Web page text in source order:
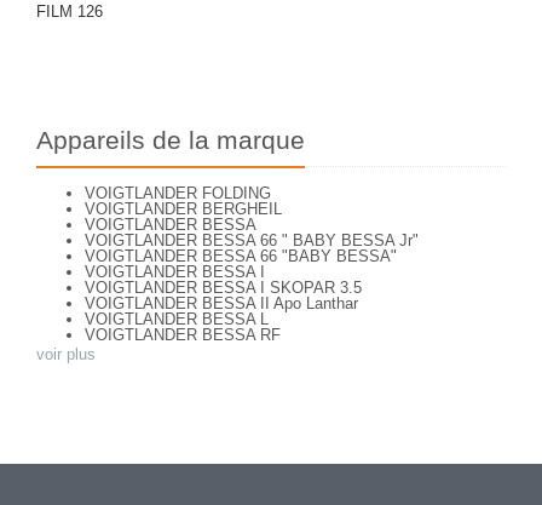
FILM 126
Appareils de la marque
VOIGTLANDER FOLDING
VOIGTLANDER BERGHEIL
VOIGTLANDER BESSA
VOIGTLANDER BESSA 66 " BABY BESSA Jr"
VOIGTLANDER BESSA 66 "BABY BESSA"
VOIGTLANDER BESSA I
VOIGTLANDER BESSA I SKOPAR 3.5
VOIGTLANDER BESSA II Apo Lanthar
VOIGTLANDER BESSA L
VOIGTLANDER BESSA RF
VOIGTLANDER BESSA VOIGTAR 4.5
VOIGTLANDER BESSA VOIGTAR 6.3
VOIGTLANDER BRILLANT ( focusing Compur)
voir plus